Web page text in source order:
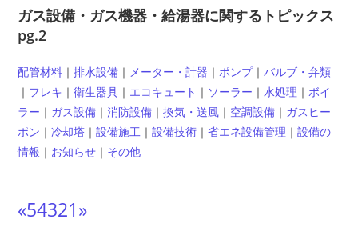
ガス設備・ガス機器・給湯器に関するトピックス
pg.2
配管材料 ｜排水設備 ｜ メーター・計器 ｜ ポンプ｜バルブ・弁類
｜ フレキ ｜衛生器具 ｜ エコキュート ｜ ソーラー ｜水処理 ｜ ボイ
ラー ｜ ガス設備 ｜消防設備 ｜換気・送風 ｜ 空調設備 ｜ ガスヒー
ポン ｜冷却塔 ｜設備施工 ｜設備技術 ｜省エネ設備管理 ｜設備の
情報 ｜ お知らせ ｜ その他
«54321»